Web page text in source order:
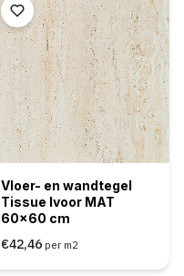
Vloer- en wandtegel
Tissue Ivoor MAT
60x60 cm
€42,46 per m2